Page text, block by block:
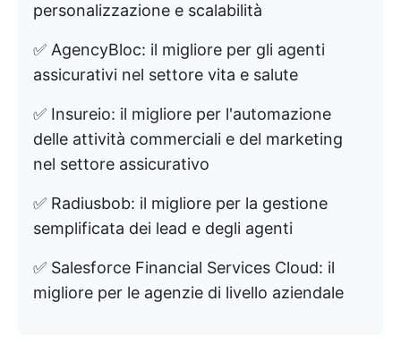
personalizzazione e scalabilità
✅ AgencyBloc: il migliore per gli agenti
assicurativi nel settore vita e salute
✅ Insureio: il migliore per l'automazione
delle attività commerciali e del marketing
nel settore assicurativo
✅ Radiusbob: il migliore per la gestione
semplificata dei lead e degli agenti
✅ Salesforce Financial Services Cloud: il
migliore per le agenzie di livello aziendale